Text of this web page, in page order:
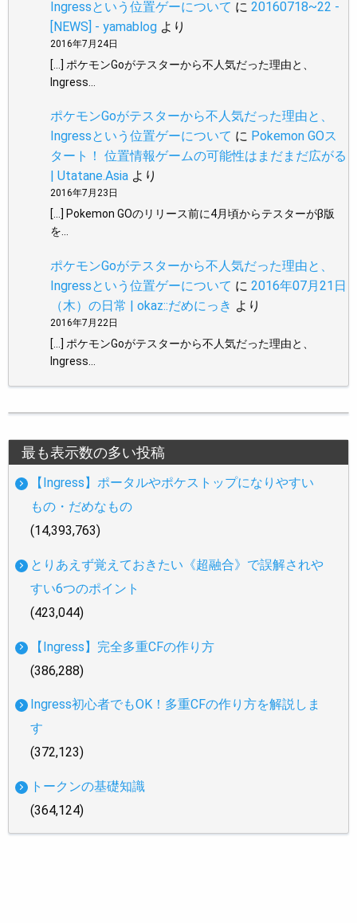
Ingressという位置ゲーについて に 20160718~22 -
[NEWS] - yamablog より
2016年7月24日
[…] ポケモンGoがテスターから不人気だった理由と、
Ingress…
ポケモンGoがテスターから不人気だった理由と、
Ingressという位置ゲーについて に Pokemon GOス
タート！ 位置情報ゲームの可能性はまだまだ広がる
| Utatane.Asia より
2016年7月23日
[…] Pokemon GOのリリース前に4月頃からテスターがβ版
を…
ポケモンGoがテスターから不人気だった理由と、
Ingressという位置ゲーについて に 2016年07月21日
（木）の日常 | okaz::だめにっき より
2016年7月22日
[…] ポケモンGoがテスターから不人気だった理由と、
Ingress…
最も表示数の多い投稿
【Ingress】ポータルやポケストップになりやすい
もの・だめなもの
(14,393,763)
とりあえず覚えておきたい《超融合》で誤解されや
すい6つのポイント
(423,044)
【Ingress】完全多重CFの作り方
(386,288)
Ingress初心者でもOK！多重CFの作り方を解説しま
す
(372,123)
トークンの基礎知識
(364,124)